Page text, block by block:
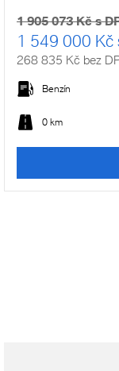
1 905 073 Kč s
1 549 000 Kč
268 835 Kč bez
Benzín
0 km